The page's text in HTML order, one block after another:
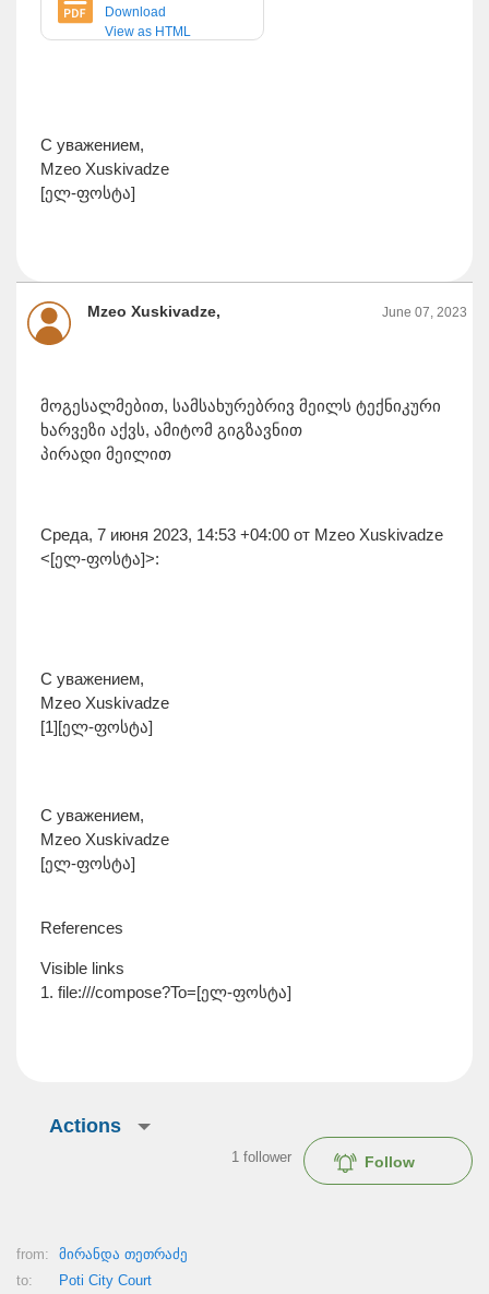
Download
View as HTML
С уважением,
Mzeo Xuskivadze
[ელ-ფოსტა]
Mzeo Xuskivadze, June 07, 2023
მოგესალმებით, სამსახურებრივ მეილს ტექნიკური
ხარვეზი აქვს, ამიტომ გიგზავნით
პირადი მეილით
Среда, 7 июня 2023, 14:53 +04:00 от Mzeo Xuskivadze
<[ელ-ფოსტა]>:
С уважением,
Mzeo Xuskivadze
[1][ელ-ფოსტა]
С уважением,
Mzeo Xuskivadze
[ელ-ფოსტა]
References
Visible links
1. file:///compose?To=[ელ-ფოსტა]
Actions
Follow
1 follower
from:
მირანდა თეთრაძე
to:
Poti City Court